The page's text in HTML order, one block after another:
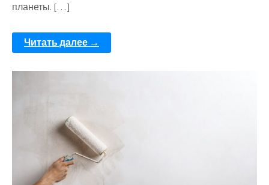
планеты. […]
Читать далее →